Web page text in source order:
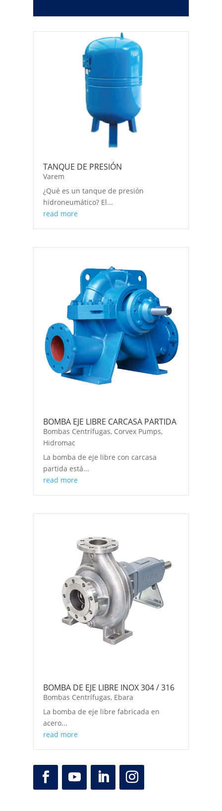
TANQUE DE PRESIÓN
Varem
¿Qué es un tanque de presión
hidroneumático? El...
read more
BOMBA EJE LIBRE CARCASA PARTIDA
Bombas Centrífugas, Corvex Pumps,
Hidromac
La bomba de eje libre con carcasa
partida está...
read more
BOMBA DE EJE LIBRE INOX 304 / 316
Bombas Centrífugas, Ebara
La bomba de eje libre fabricada en
acero...
read more